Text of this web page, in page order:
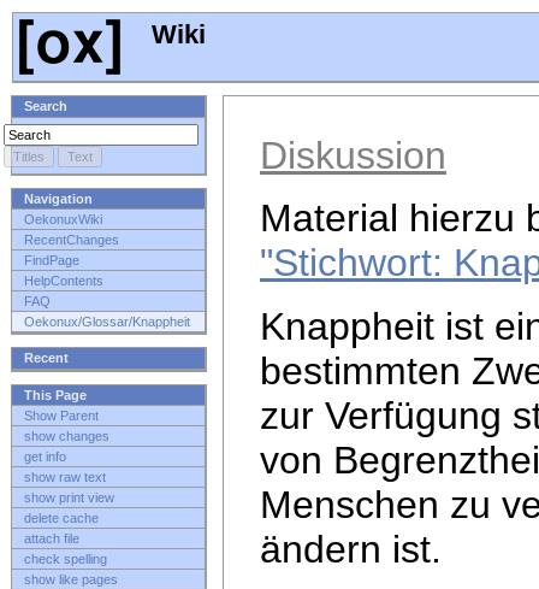
Wiki
Search
Navigation
OekonuxWiki
RecentChanges
FindPage
HelpContents
FAQ
Oekonux/Glossar/Knappheit
Recent
This Page
Show Parent
show changes
get info
show raw text
show print view
delete cache
attach file
check spelling
show like pages
Diskussion
Material hierzu
"Stichwort:
Knappheit ist
bestimmten
zur Verfügung
von
Menschen zu
ändern ist.